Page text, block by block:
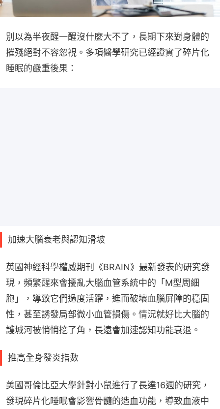
別以為半夜醒一醒沒什麼大不了，長期下來對身體的
摧殘絕對不容忽視。多項醫學研究已經證實了碎片化
睡眠的嚴重後果：
加速大腦衰老與認知滑坡
英國神經科學權威期刊《BRAIN》最新發表的研究發
現，頻繁醒來會擾亂大腦血管系統中的「M型周細
胞」，導致它們過度活躍，進而破壞血腦屏障的穩固
性，甚至誘發局部微小血管損傷。情況就好比大腦的
護城河被悄悄挖了角，長遠會加速認知功能衰退。
推高全身發炎指數
美國哥倫比亞大學針對小鼠進行了長達16週的研究，
發現碎片化睡眠會影響骨髓的造血功能，導致血液中